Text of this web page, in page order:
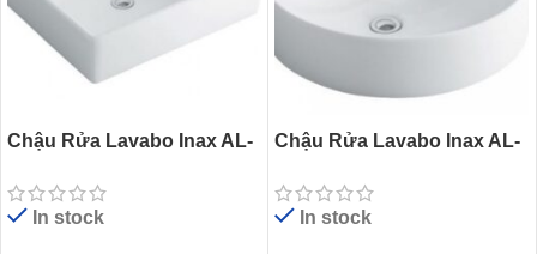
Chậu Rửa Lavabo Inax AL-
AquaCeramic
In stock
Chậu Rửa Lavabo Inax AL-
AquaCeramic
In stock